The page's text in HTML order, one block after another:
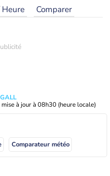
Heure Comparer
à jour à 08h30 (heure locale)
Comparateur météo